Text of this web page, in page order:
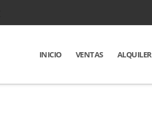
INICIO VENTAS ALQUILER